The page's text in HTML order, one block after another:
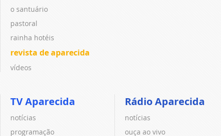
o santuário
pastoral
rainha hotéis
revista de aparecida
vídeos
TV Aparecida
notícias
programação
Rádio Aparecida
notícias
ouça ao vivo